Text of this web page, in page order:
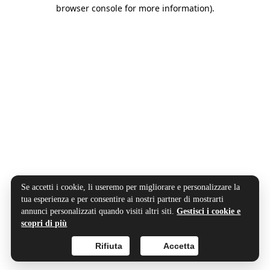
browser console for more information).
Se accetti i cookie, li useremo per migliorare e personalizzare la
tua esperienza e per consentire ai nostri partner di mostrarti
annunci personalizzati quando visiti altri siti.Gestisci i cookie e
scopri di più
Accetta
Rifiuta